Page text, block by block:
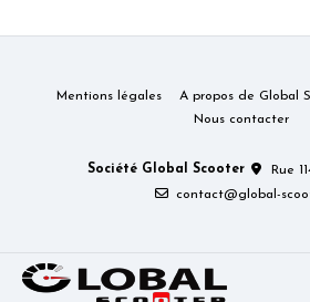
Mentions légales A propos de Global
Nous contacter
Société Global Scooter
Rue
contact@global-